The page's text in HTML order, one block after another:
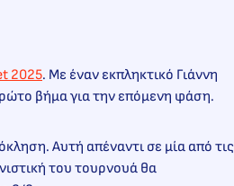
2025. Με έναν εκπληκτικό Γιάννη
βήμα για την επόμενη φάση.
Αυτή απέναντι σε μία από τις
του τουρνουά θα